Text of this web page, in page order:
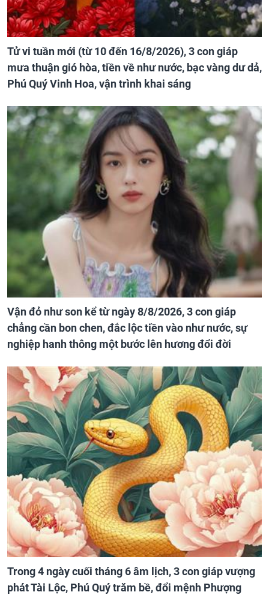
Tử vi tuần mới (từ 10 đến 16/8/2026), 3 con giáp
mưa thuận gió hòa, tiền về như nước, bạc vàng dư dả,
Phú Quý Vinh Hoa, vận trình khai sáng
Vận đỏ như son kể từ ngày 8/8/2026, 3 con giáp
chẳng cần bon chen, đắc lộc tiền vào như nước, sự
nghiệp hanh thông một bước lên hương đổi đời
Trong 4 ngày cuối tháng 6 âm lịch, 3 con giáp vượng
phát Tài Lộc, Phú Quý trăm bề, đổi mệnh Phượng